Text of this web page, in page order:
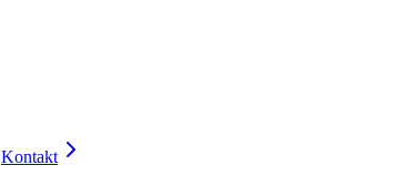
Kontakt